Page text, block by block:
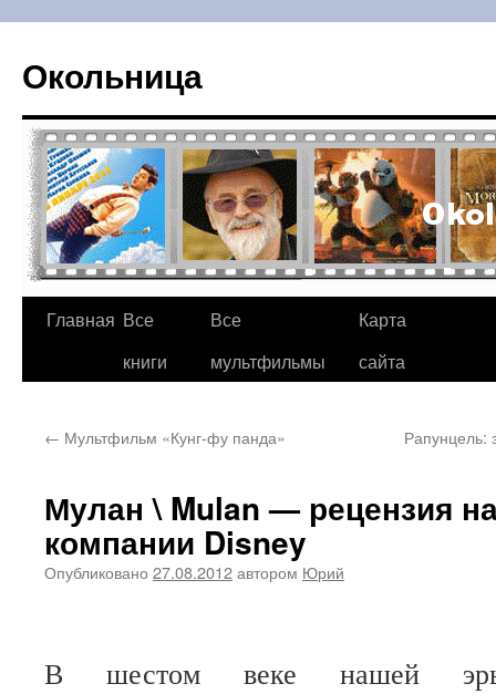
Окольница
Перейти
Главная Все
книги
Все
мультфильмы
Карта
сайта
← Мультфильм «Кунг-фу панда» Рапунцель:
Мулан \ Mulan — рецензия
компании Disney
Опубликовано 27.08.2012автором Юрий
В шестом веке нашей